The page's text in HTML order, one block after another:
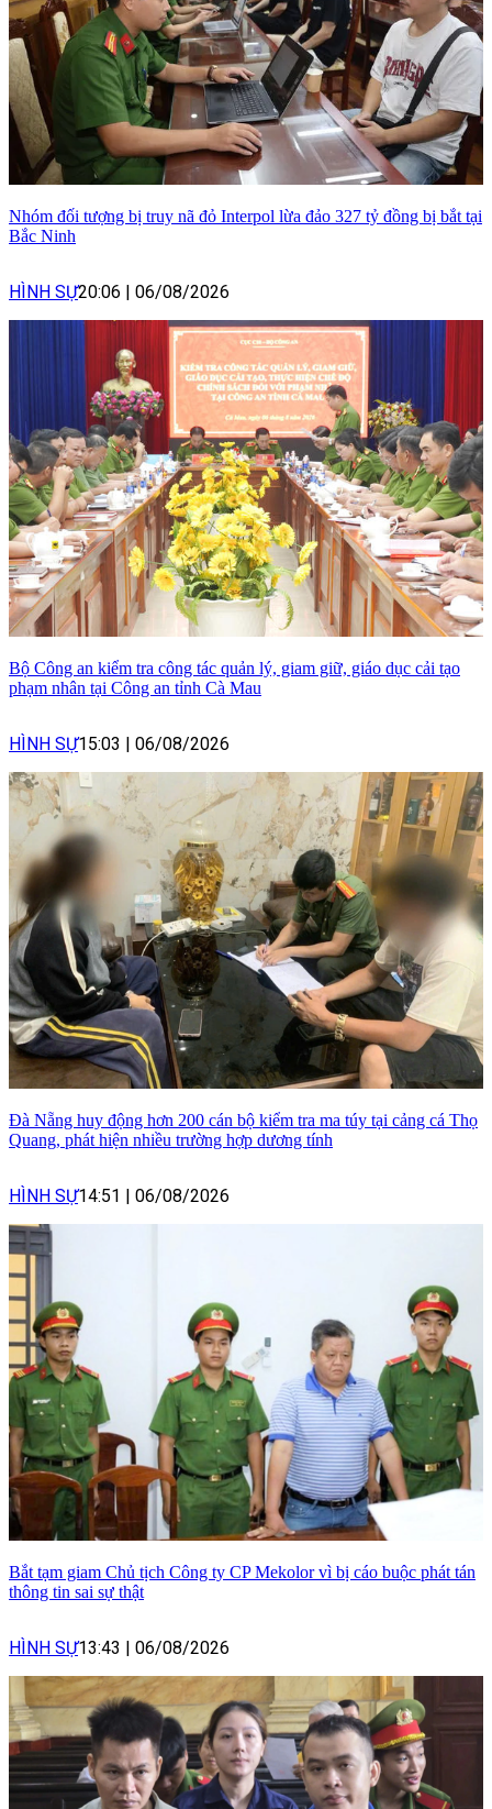
Nhóm đối tượng bị truy nã đỏ Interpol lừa đảo 327 tỷ đồng bị bắt tại
Bắc Ninh
HÌNH SỰ20:06 | 06/08/2026
Bộ Công an kiểm tra công tác quản lý, giam giữ, giáo dục cải tạo
phạm nhân tại Công an tỉnh Cà Mau
HÌNH SỰ15:03 | 06/08/2026
Đà Nẵng huy động hơn 200 cán bộ kiểm tra ma túy tại cảng cá Thọ
Quang, phát hiện nhiều trường hợp dương tính
HÌNH SỰ14:51 | 06/08/2026
Bắt tạm giam Chủ tịch Công ty CP Mekolor vì bị cáo buộc phát tán
thông tin sai sự thật
HÌNH SỰ13:43 | 06/08/2026